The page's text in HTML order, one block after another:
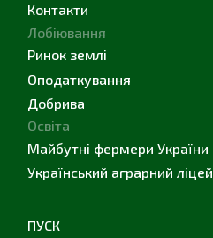
Контакти
Лобіювання
Ринок землі
Оподаткування
Добрива
Освіта
Майбутні фермери України
Український аграрний ліцей
ПУСК